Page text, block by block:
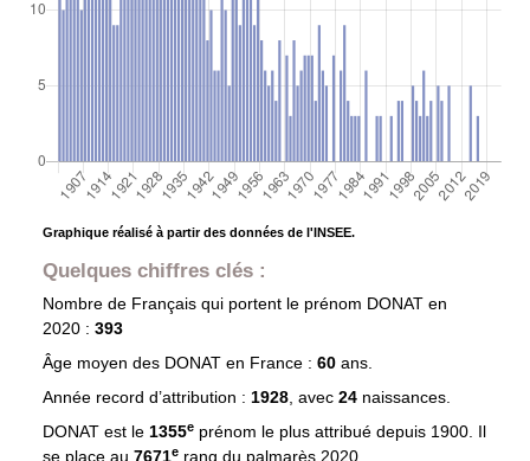
Graphique réalisé à partir des données de l'INSEE.
Quelques chiffres clés :
Nombre de Français qui portent le prénom DONAT en
2020 : 393
Âge moyen des DONATen France : 60 ans.
Année record d’attribution : 1928, avec 24 naissances.
DONAT est le 1355eprénom le plus attribué depuis 1900. Il
se place au 7671e rang du palmarès 2020.